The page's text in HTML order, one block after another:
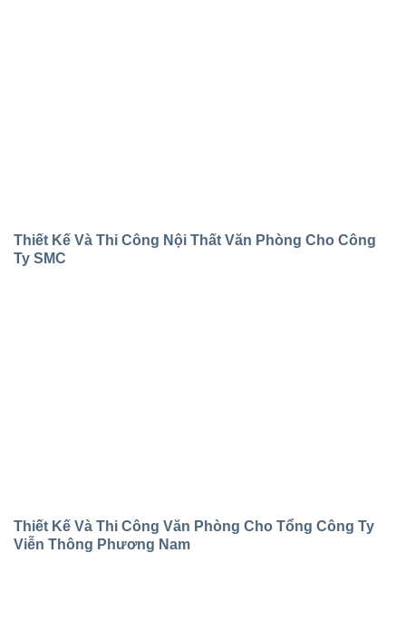
Thiết Kế Và Thi Công Nội Thất Văn Phòng Cho Công
Ty SMC
Thiết Kế Và Thi Công Văn Phòng Cho Tổng Công Ty
Viễn Thông Phương Nam